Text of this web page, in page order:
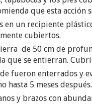
que esta
en un recipiente
cubiertos.
de 50 cm de
que se entierran.
fueron enterrados y
hasta 5 meses después.
y brazos con